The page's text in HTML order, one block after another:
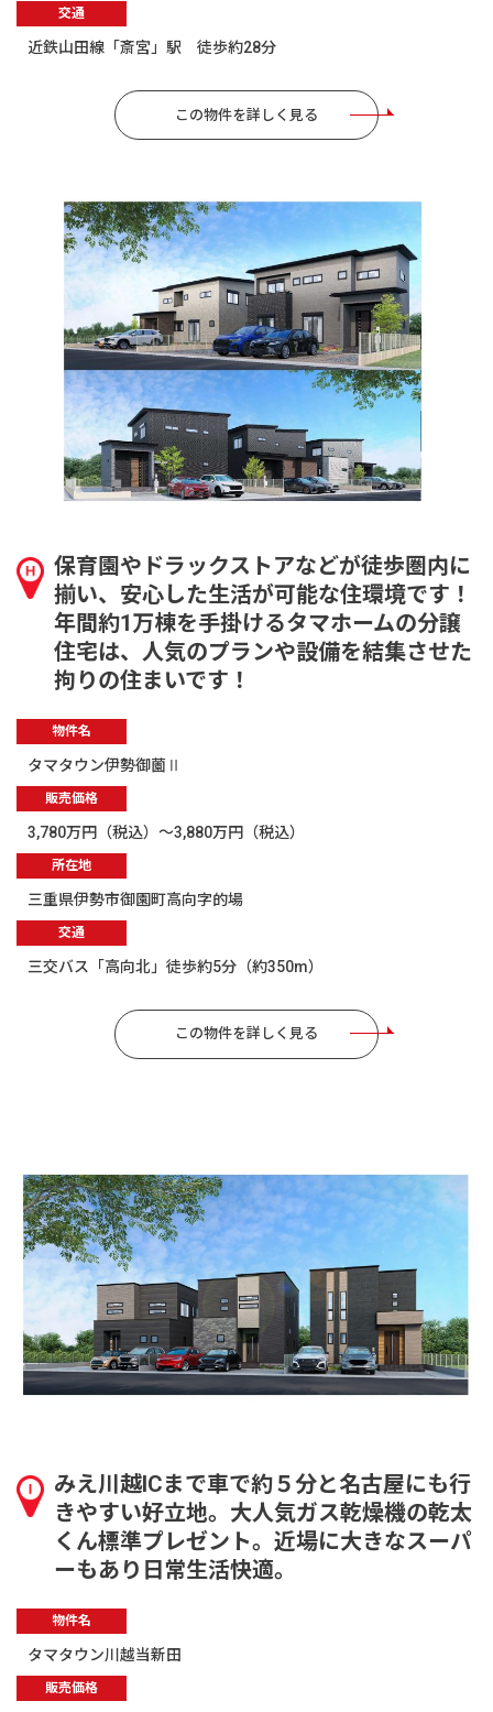
交通
近鉄山田線「斎宮」駅 徒歩約28分
この物件を詳しく見る
保育園やドラックストアなどが徒歩圏内に
揃い、安心した生活が可能な住環境です！
年間約1万棟を手掛けるタマホームの分譲
住宅は、人気のプランや設備を結集させた
拘りの住まいです！
物件名
タマタウン伊勢御薗Ⅱ
販売価格
3,780万円（税込）～3,880万円（税込）
所在地
三重県伊勢市御園町高向字的場
交通
三交バス「高向北」徒歩約5分（約350m）
この物件を詳しく見る
みえ川越ICまで車で約５分と名古屋にも行
きやすい好立地。大人気ガス乾燥機の乾太
くん標準プレゼント。近場に大きなスーパ
ーもあり日常生活快適。
物件名
タマタウン川越当新田
販売価格